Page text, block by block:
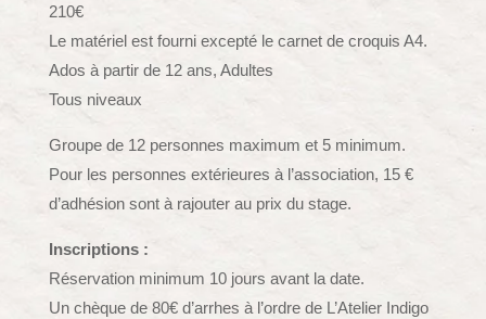
210€
Le matériel est fourni excepté le carnet de croquis A4.
Ados à partir de 12 ans, Adultes
Tous niveaux
Groupe de 12 personnes maximum et 5 minimum.
Pour les personnes extérieures à l’association, 15 €
d’adhésion sont à rajouter au prix du stage.
Inscriptions :
Réservation minimum 10 jours avant la date.
Un chèque de 80€ d’arrhes à l’ordre de L’Atelier Indigo